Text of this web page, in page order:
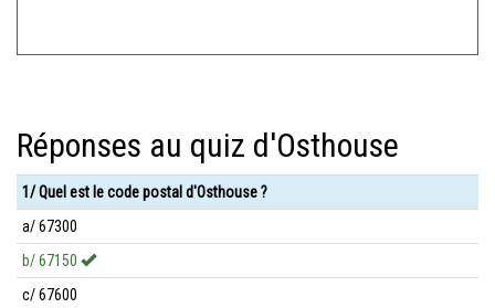
Réponses au quiz d'Osthouse
1/ Quel est le code postal d'Osthouse ?
a/ 67300
b/ 67150
c/ 67600